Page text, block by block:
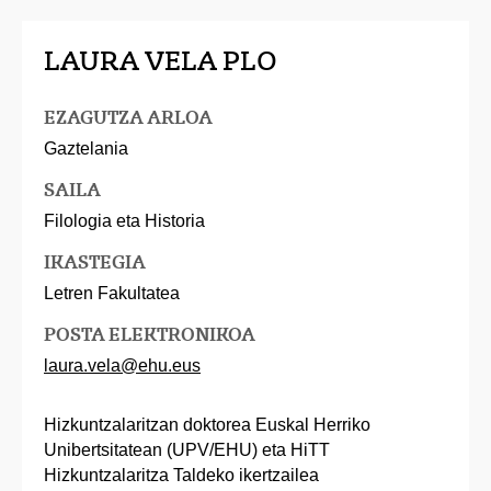
LAURA VELA PLO
EZAGUTZA ARLOA
Gaztelania
SAILA
Filologia eta Historia
IKASTEGIA
Letren Fakultatea
POSTA ELEKTRONIKOA
laura.vela@ehu.eus
Hizkuntzalaritzan doktorea Euskal Herriko
Unibertsitatean (UPV/EHU) eta HiTT
Hizkuntzalaritza Taldeko ikertzailea